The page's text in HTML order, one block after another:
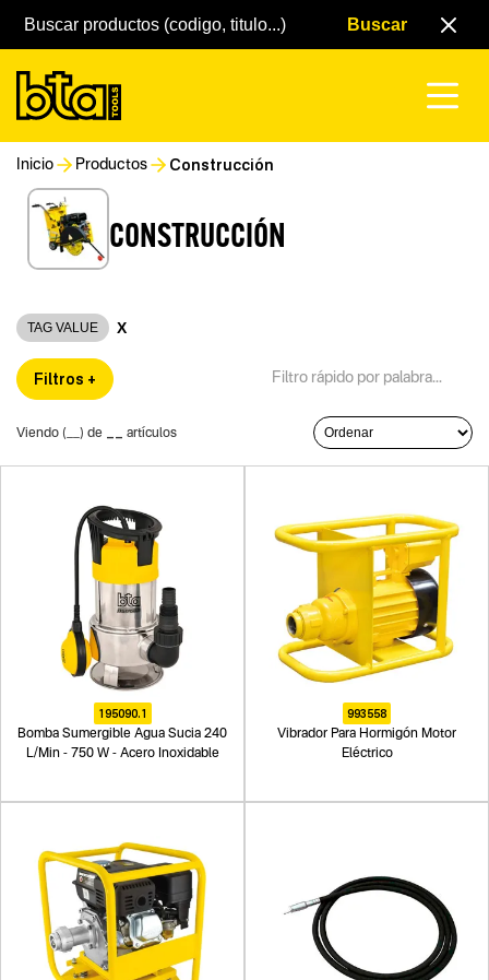
Inicio Productos Construcción
CONSTRUCCIÓN
TAG VALUE X
Filtros +
Viendo ( ) de artículos
195090.1
Bomba Sumergible Agua Sucia 240
L/Min - 750 W - Acero Inoxidable
993558
Vibrador Para Hormigón Motor
Eléctrico